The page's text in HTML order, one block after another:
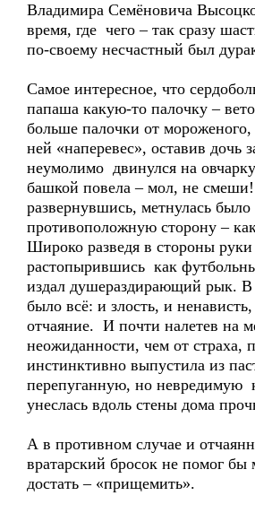
Владимира Семёновича
время, где чего – так сразу
по-своему несчастный был
Самое интересное, что
папаша какую-то палочку –
больше палочки от
ней «наперевес», оставив дочь
неумолимо двинулся на
башкой повела – мол, не
развернувшись, метнулась было
противоположную сторону –
Широко разведя в стороны
растопырившись как
издал душераздирающий рык. В
было всё: и злость, и
отчаяние. И почти налетев на
неожиданности, чем от страха,
инстинктивно выпустила из
перепуганную, но невредимую
унеслась вдоль стены дома
А в противном случае и
вратарский бросок не помог бы
достать – «прищемить».